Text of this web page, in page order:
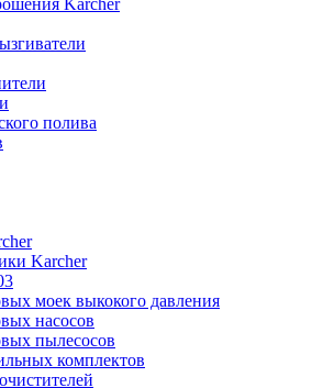
Karcher
полива
Karcher
моек выкокого давления
насосов
пылесосов
комплектов